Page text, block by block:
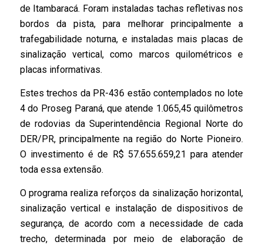
de Itambaracá. Foram instaladas tachas refletivas nos
bordos da pista, para melhorar principalmente a
trafegabilidade noturna, e instaladas mais placas de
sinalização vertical, como marcos quilométricos e
placas informativas.
Estes trechos da PR-436 estão contemplados no lote
4 do Proseg Paraná, que atende 1.065,45 quilômetros
de rodovias da Superintendência Regional Norte do
DER/PR, principalmente na região do Norte Pioneiro.
O investimento é de R$ 57.655.659,21 para atender
toda essa extensão.
O programa realiza reforços da sinalização horizontal,
sinalização vertical e instalação de dispositivos de
segurança, de acordo com a necessidade de cada
trecho, determinada por meio de elaboração de